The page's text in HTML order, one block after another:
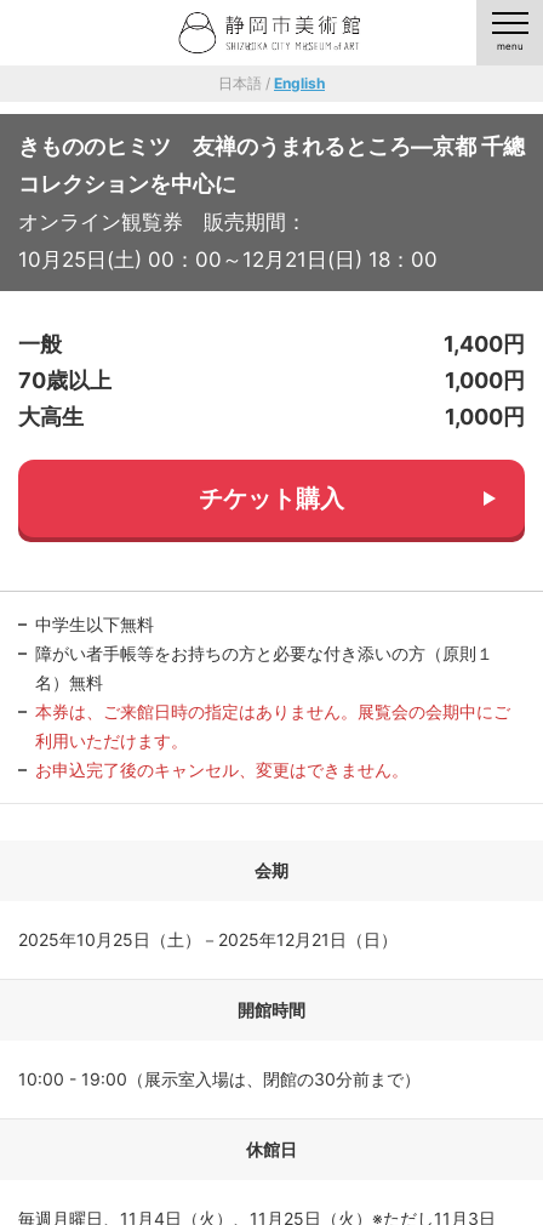
日本語 / English
きもののヒミツ 友禅のうまれるところ―京都 千總
コレクションを中心に
オンライン観覧券 販売期間：
10月25日(土) 00：00～12月21日(日) 18：00
一般
1,400円
70歳以上
1,000円
大高生
1,000円
チケット購入
中学生以下無料
障がい者手帳等をお持ちの方と必要な付き添いの方（原則１
名）無料
本券は、ご来館日時の指定はありません。展覧会の会期中にご
利用いただけます。
お申込完了後のキャンセル、変更はできません。
会期
2025年10月25日（土）－2025年12月21日（日）
開館時間
10:00 - 19:00（展示室入場は、閉館の30分前まで）
休館日
毎週月曜日、11月4日（火）、11月25日（火）※ただし11月3日